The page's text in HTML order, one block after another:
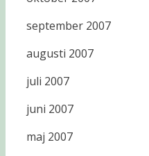
september 2007
augusti 2007
juli 2007
juni 2007
maj 2007